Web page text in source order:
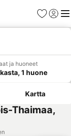
Suosikit
ja huoneet
1 huone
Kartta
Thaimaa,